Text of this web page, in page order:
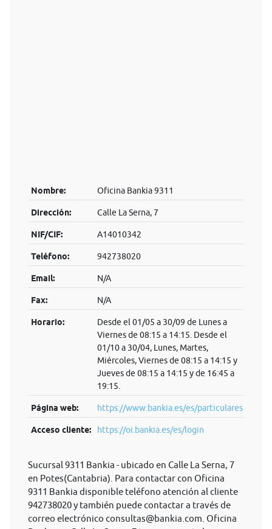
Nombre: Oficina Bankia 9311
Dirección: Calle La Serna, 7
NIF/CIF: A14010342
Teléfono: 942738020
Email: N/A
Fax: N/A
Horario:
Desde el 01/05 a 30/09 de Lunes a
Viernes de 08:15 a 14:15. Desde el
01/10 a 30/04, Lunes, Martes,
Miércoles, Viernes de 08:15 a 14:15 y
Jueves de 08:15 a 14:15 y de 16:45 a
19:15.
Página web: https://www.bankia.es/es/particulares
Acceso cliente: https://oi.bankia.es/es/login
Sucursal 9311 Bankia - ubicado en Calle La Serna, 7
en Potes(Cantabria). Para contactar con Oficina
9311 Bankia disponible teléfono atención al cliente
942738020 y también puede contactar a través de
correo electrónico consultas@bankia.com . Oficina